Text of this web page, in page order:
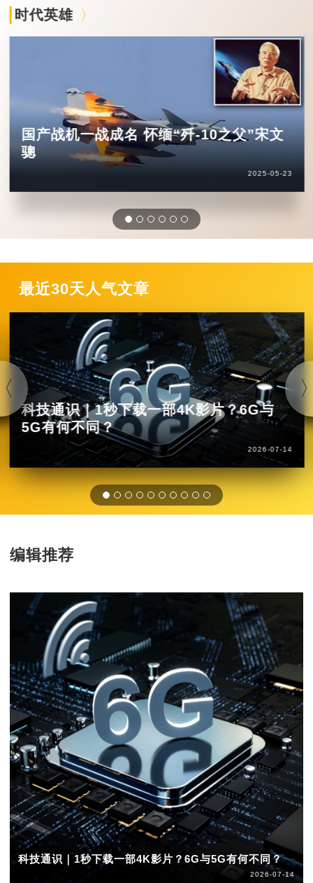
时代英雄
国产战机一战成名 怀缅“歼-10之父”宋文
骢
2025-05-23
最近30天人气文章
科技通识｜1秒下载一部4K影片？6G与
5G有何不同？
2026-07-14
编辑推荐
科技通识｜1秒下载一部4K影片？6G与5G有何不同？
2026-07-14